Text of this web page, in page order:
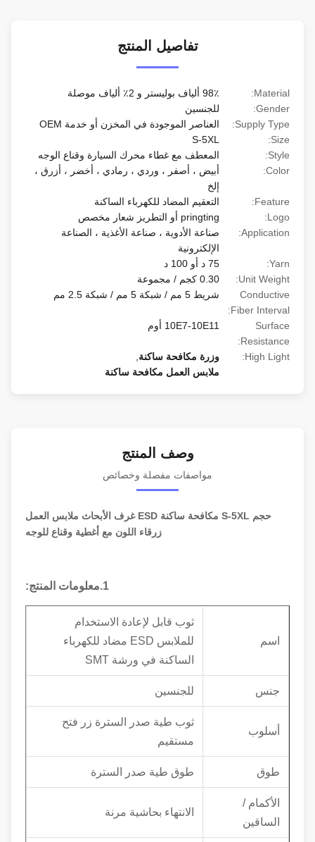
تفاصيل المنتج
Material:
Gender:
للجنسين
Supply Type:
العناصر الموجودة في المخزن أو خدمة OEM
S-5XL
المعطف مع غطاء محرك السيارة وقناع الوجه
Color:
أبيض ، أصفر ، وردي ، رمادي ، أخضر ، أزرق ،
Feature:
التعقيم المضاد للكهرباء الساكنة
pringting أو التطريز شعار مخصص
Application:
صناعة الأدوية ، صناعة الأغذية ، الصناعة
الإلكترونية
Unit Weight:
0.30 كجم / مجموعة
Conductive
Fiber Interval:
شريط 5 مم / شبكة 5 مم / شبكة 2.5 مم
Surface
Resistance:
10E7-10E11 أوم
High Light: وزرة مكافحة ساكنة,
ملابس العمل مكافحة ساكنة
وصف المنتج
مواصفات مفصلة وخصائص
حجم S-5XL مكافحة ساكنة ESD غرف الأبحاث ملابس العمل
زرقاء اللون مع أغطية وقناع للوجه
ثوب قابل لإعادة الاستخدام
للملابس ESD مضاد للكهرباء
الساكنة في ورشة SMT
جنس للجنسين
أسلوب
ثوب طية صدر السترة زر فتح
مستقيم
طوق طية صدر السترة
الأكمام /
الساقين
الانتهاء بحاشية مرنة